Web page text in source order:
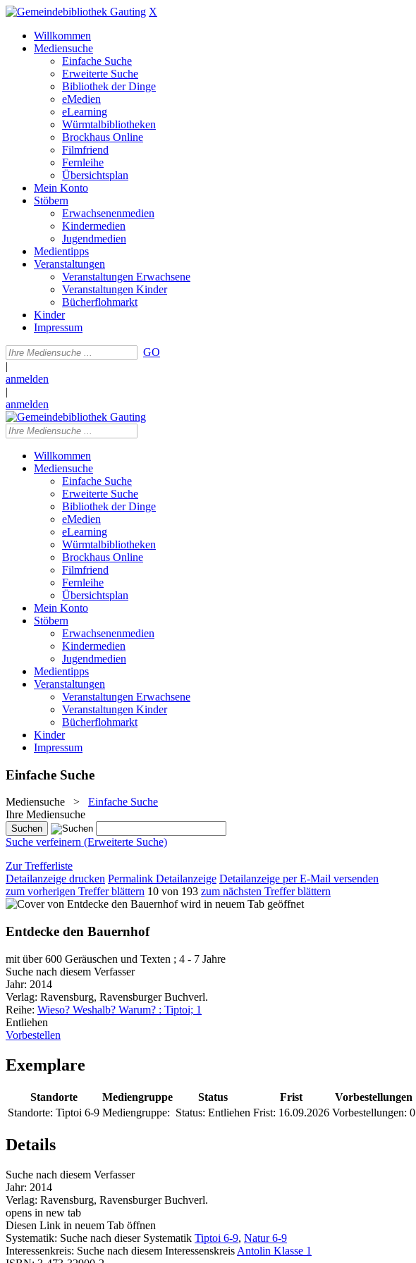
X
Willkommen
Mediensuche
Einfache Suche
Erweiterte Suche
Bibliothek der Dinge
eMedien
eLearning
Würmtalbibliotheken
Brockhaus Online
Filmfriend
Fernleihe
Übersichtsplan
Mein Konto
Stöbern
Erwachsenenmedien
Kindermedien
Jugendmedien
Medientipps
Veranstaltungen
Veranstaltungen Erwachsene
Veranstaltungen Kinder
Bücherflohmarkt
Kinder
Impressum
GO
|
anmelden
|
anmelden
Willkommen
Mediensuche
Einfache Suche
Erweiterte Suche
Bibliothek der Dinge
eMedien
eLearning
Würmtalbibliotheken
Brockhaus Online
Filmfriend
Fernleihe
Übersichtsplan
Mein Konto
Stöbern
Erwachsenenmedien
Kindermedien
Jugendmedien
Medientipps
Veranstaltungen
Veranstaltungen Erwachsene
Veranstaltungen Kinder
Bücherflohmarkt
Kinder
Impressum
Einfache Suche
Mediensuche > Einfache Suche
Ihre Mediensuche
Suche verfeinern (Erweiterte Suche)
Zur Trefferliste
Detailanzeige drucken Permalink Detailanzeige Detailanzeige per E-Mail versenden
zum vorherigen Treffer blättern 10 von 193 zum nächsten Treffer blättern
wird in neuem Tab geöffnet
Entdecke den Bauernhof
mit über 600 Geräuschen und Texten ; 4 - 7 Jahre
Suche nach diesem Verfasser
Jahr: 2014
Verlag: Ravensburg, Ravensburger Buchverl.
Reihe: Wieso? Weshalb? Warum? : Tiptoi; 1
Entliehen
Vorbestellen
Exemplare
Standorte Mediengruppe Status Frist
Vorbestellungen
Standorte: Tiptoi 6-9 Mediengruppe: Status: Entliehen Frist: 16.09.2026 Vorbestellungen: 0
Details
Suche nach diesem Verfasser
Jahr: 2014
Verlag: Ravensburg, Ravensburger Buchverl.
opens in new tab
Diesen Link in neuem Tab öffnen
Systematik: Suche nach dieser Systematik Tiptoi 6-9, Natur 6-9
Interessenkreis: Suche nach diesem Interessenskreis Antolin Klasse 1